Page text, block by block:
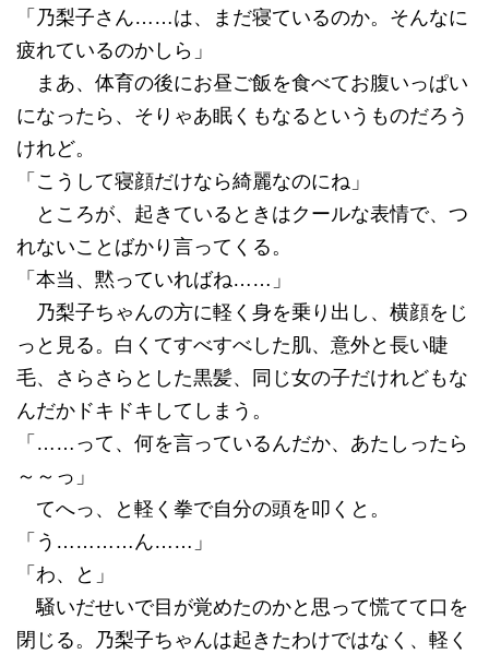
「乃梨子さん……は、まだ寝ているのか。そんなに
疲れているのかしら」
まあ、体育の後にお昼ご飯を食べてお腹いっぱい
になったら、そりゃあ眠くもなるというものだろう
けれど。
「こうして寝顔だけなら綺麗なのにね」
ところが、起きているときはクールな表情で、つ
れないことばかり言ってくる。
「本当、黙っていればね……」
乃梨子ちゃんの方に軽く身を乗り出し、横顔をじ
っと見る。白くてすべすべした肌、意外と長い睫
毛、さらさらとした黒髪、同じ女の子だけれどもな
んだかドキドキしてしまう。
「……って、何を言っているんだか、あたしったら
～～っ」
てへっ、と軽く拳で自分の頭を叩くと。
「う…………ん……」
「わ、と」
騒いだせいで目が覚めたのかと思って慌てて口を
閉じる。乃梨子ちゃんは起きたわけではなく、軽く